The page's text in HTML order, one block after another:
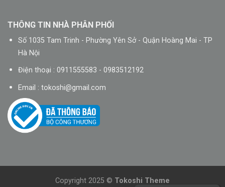
THÔNG TIN NHÀ PHÂN PHỐI
Số 1035 Tam Trinh - Phường Yên Sở - Quận Hoàng Mai - TP
Hà Nội
Điện thoại : 0911555583 - 0983512192
Email : tokoshi@gmail.com
Copyright 2025 © Tokoshi Theme